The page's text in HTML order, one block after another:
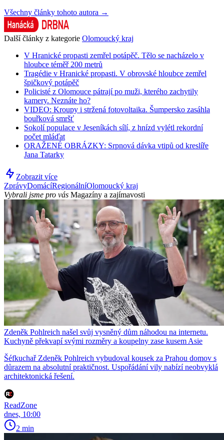
Všechny články tohoto autora →
Další články z kategorie Olomoucký kraj
V Hranické propasti zemřel potápěč. Tělo se nacházelo v
hloubce téměř 200 metrů
Tragédie v Hranické propasti. V obrovské hloubce zemřel
špičkový potápěč
Policisté z Olomouce pátrají po muži, kterého zachytily
kamery. Neznáte ho?
VIDEO: Kroupy i stržená fotovoltaika. Šumpersko zasáhla
bouřková smršť
Sokolí populace v Jeseníkách sílí, z hnízd vylétl rekordní
počet mláďat
ORAŽENÉ OBRÁZKY: Srpnová dávka vtipů od kreslíře
Jana Tatarky
Zobrazit více
ZprávyDomácíRegionálníOlomoucký kraj
Vybrali jsme pro vás Magazíny a zajímavosti
Zdeněk Pohlreich našel svůj vysněný dům náhodou na internetu.
Kuchyně překvapí svými rozměry a koupelny zase kusem Asie
Šéfkuchař Zdeněk Pohlreich vybudoval kousek za Prahou domov s
důrazem na absolutní praktičnost. Uspořádání vily nabízí neobvyklá
architektonická řešení.
ReadZone
dnes, 10:00
2 min